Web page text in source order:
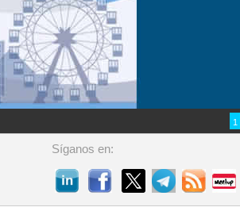
1
Síganos en: